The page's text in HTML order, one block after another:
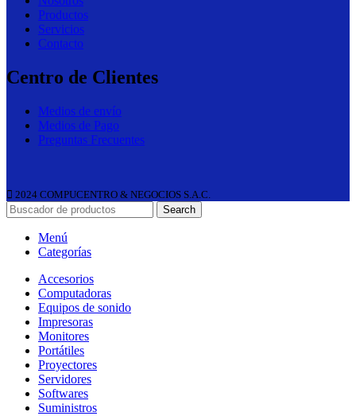
Productos
Servicios
Contacto
Centro de Clientes
Medios de envío
Medios de Pago
Preguntas Frecuentes
2024 COMPUCENTRO & NEGOCIOS S.A.C.
Search
Menú
Categorías
Accesorios
Computadoras
Equipos de sonido
Impresoras
Monitores
Portátiles
Proyectores
Servidores
Softwares
Suministros